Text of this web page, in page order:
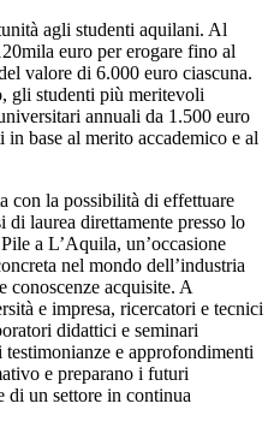
agli studenti aquilani. Al
euro per erogare fino al
valore di 6.000 euro ciascuna.
gli studenti più meritevoli
annuali da 1.500 euro
base al merito accademico e al
con la possibilità di effettuare
laurea direttamente presso lo
a L’Aquila, un’occasione
nel mondo dell’industria
conoscenze acquisite. A
e impresa, ricercatori e tecnici
didattici e seminari
e approfondimenti
e preparano i futuri
di un settore in continua